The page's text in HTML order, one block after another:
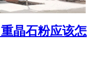
晶石粉应该怎